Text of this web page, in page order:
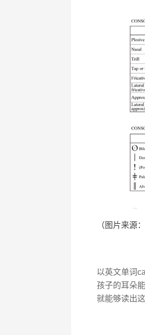
（图片来源
以英文单词
孩子的耳朵
就能够读出这